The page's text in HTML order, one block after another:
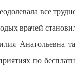
все
врачей
Анатольевна
по